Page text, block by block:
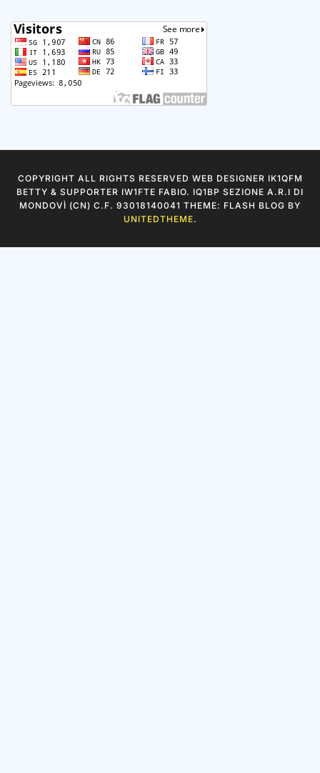
COPYRIGHT ALL RIGHTS RESERVED WEB DESIGNER IK1QFM
BETTY & SUPPORTER IW1FTE FABIO. IQ1BP SEZIONE A.R.I DI
MONDOVÌ (CN) C.F. 93018140041 THEME: FLASH BLOG BY
UNITEDTHEME.